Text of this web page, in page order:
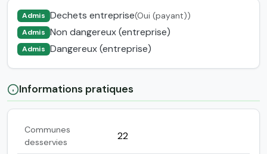
Admis Dechets entreprise(Oui (payant))
Admis Non dangereux (entreprise)
Admis Dangereux (entreprise)
Informations pratiques
Communes
desservies
22